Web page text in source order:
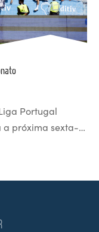
Portugal
a próxima sexta-…